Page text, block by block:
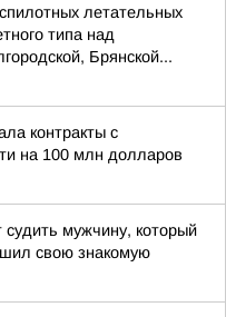
летательных
типа над
Брянской...
контракты с
на 100 млн долларов
мужчину, который
свою знакомую